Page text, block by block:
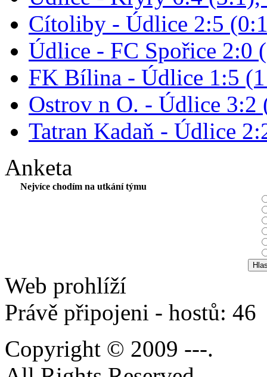
Cítoliby - Údlice 2:5
Údlice - FC Spořice 2:0
FK Bílina - Údlice 1:5
Ostrov n O. - Údlice 3:2
Tatran Kadaň - Údlice
Anketa
Nejvíce chodím na utkání týmu
Web prohlíží
Právě připojeni - hostů: 46
Copyright © 2009 ---.